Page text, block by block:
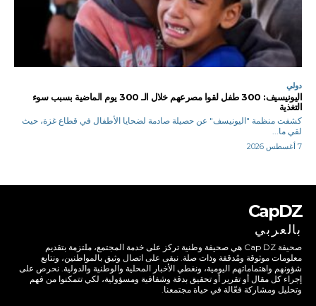
دولي
اليونيسيف: 300 طفل لقوا مصرعهم خلال الـ 300 يوم الماضية بسبب سوء
التغذية
كشفت منظمة "اليونيسف" عن حصيلة صادمة لضحايا الأطفال في قطاع غزة، حيث
لقي ما...
7 أغسطس 2026
CapDZ
بالعربي
صحيفة Cap DZ هي صحيفة وطنية تركز على خدمة المجتمع، ملتزمة بتقديم
معلومات موثوقة ومُدققة وذات صلة. نبقى على اتصال وثيق بالمواطنين، ونتابع
شؤونهم واهتماماتهم اليومية، ونغطي الأخبار المحلية والوطنية والدولية. نحرص على
إجراء كل مقال أو تقرير أو تحقيق بدقة وشفافية ومسؤولية، لكي تتمكنوا من فهم
وتحليل ومشاركة فعّالة في حياة مجتمعنا.